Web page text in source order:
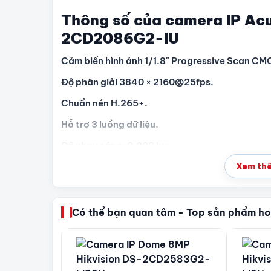
Thông số của camera IP
2CD2086G2-IU
Cảm biến hình ảnh 1/1.8" Progressive Scan
Độ phân giải 3840 × 2160@25fps.
Chuẩn nén H.265+.
Hỗ trợ 3 luồng dữ liệu.
Tầm xa đèn hồng ngoại 40m.
Hỗ trợ 3D DNR, BLC,HLC, chống ngược sáng
Tính năng thông minh : Phát hiện vượt hàng
phát hiện vùng đi ra.
Ứng dụng thuật toán Trí tuệ nhân tạo, Lọc
Xem
Có thể bạn quan tâm - Top sản phẩm